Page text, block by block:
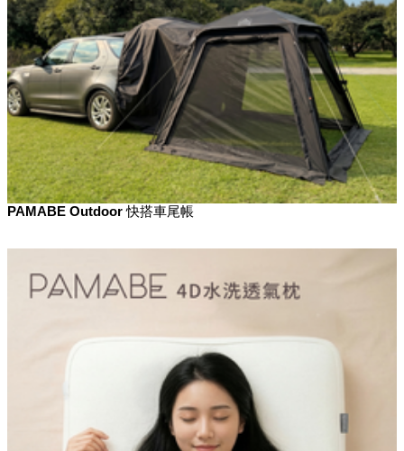
PAMABE Outdoor 快搭車尾帳